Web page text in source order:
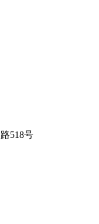
518号